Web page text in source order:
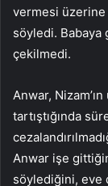
vermesi üzerine
söyledi.
çekilmedi.
Anwar,
tartıştığında
Anwar işe
söylediğini, eve